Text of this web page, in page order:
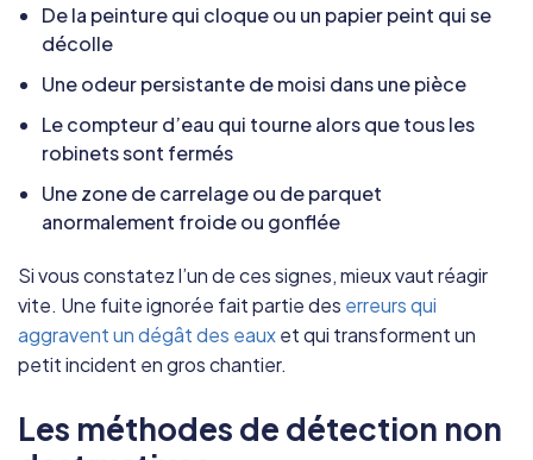
De la peinture qui cloque ou un papier peint qui se
décolle
Une odeur persistante de moisi dans une pièce
Le compteur d’eau qui tourne alors que tous les
robinets sont fermés
Une zone de carrelage ou de parquet
anormalement froide ou gonflée
Si vous constatez l’un de ces signes, mieux vaut réagir
vite. Une fuite ignorée fait partie des erreurs qui
aggravent un dégât des eauxet qui transforment un
petit incident en gros chantier.
Les méthodes de détection non